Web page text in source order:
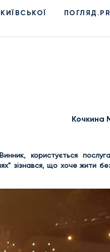
Кочкина
користується
зізнався, що хоче жити